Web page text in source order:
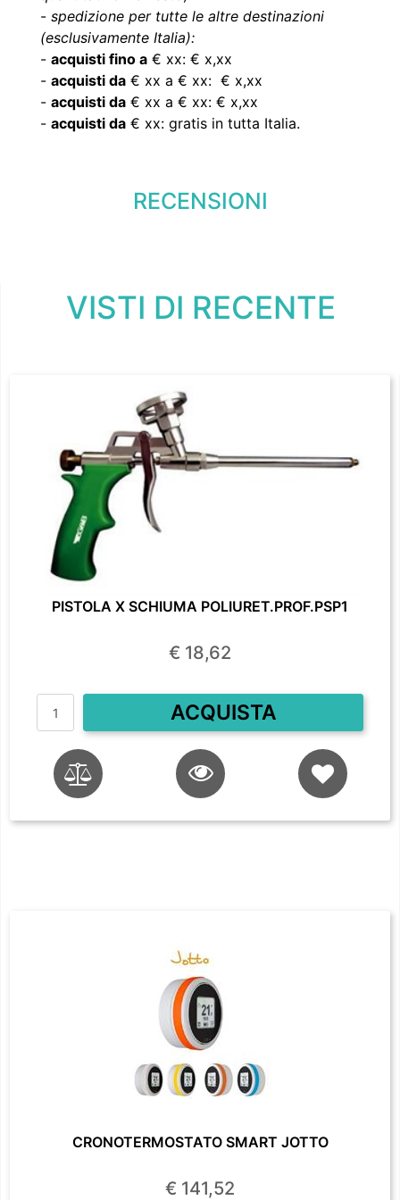
- spedizione per tutte le altre destinazioni
(esclusivamente Italia):
- acquisti fino a € xx: € x,xx
- acquisti da € xx a € xx: € x,xx
- acquisti da € xx a € xx: € x,xx
- acquisti da € xx: gratis in tutta Italia.
RECENSIONI
VISTI DI RECENTE
PISTOLA X SCHIUMA POLIURET.PROF.PSP1
€ 18,62
Quantità
ACQUISTA
CRONOTERMOSTATO SMART JOTTO
€ 141,52